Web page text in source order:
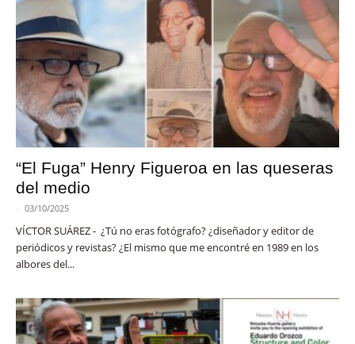
“El Fuga” Henry Figueroa en las queseras
del medio
- 03/10/2025
VÍCTOR SUÁREZ - ¿Tú no eras fotógrafo? ¿diseñador y editor de
periódicos y revistas? ¿El mismo que me encontré en 1989 en los
albores del...